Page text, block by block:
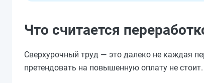
Что считается
Сверхурочный труд — это далеко не каждая
претендовать на повышенную оплату не